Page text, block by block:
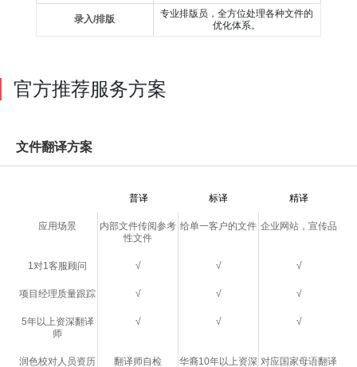
录入/排版
专业排版员，全方位处理各种文件的
优化体系。
官方推荐服务方案
文件翻译方案
普译 标译 精译
应用场景
内部文件传阅参考
性文件
给单一客户的文件 企业网站，宣传品
1对1客服顾问 √ √ √
项目经理质量跟踪 √ √ √
5年以上资深翻译
师
√ √ √
润色校对人员资历 翻译师自检 华裔10年以上资深 对应国家母语翻译